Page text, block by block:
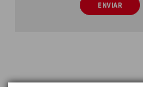
ENVIAR